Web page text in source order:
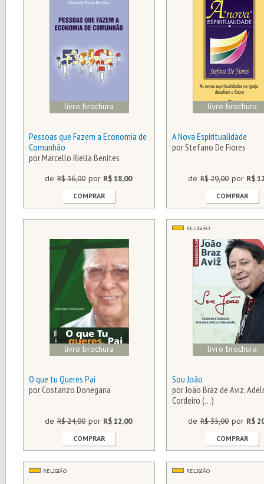
livro brochura
Pessoas que Fazem a Economia de
Comunhão
por Marcello Riella Benites
de R$ 36,00 por R$ 18,00
COMPRAR
livro brochura
A Nova Espiritualidade
por Stefano De Fiores
de R$ 29,00 por R$
COMPRAR
livro brochura
O que tu Queres Pai
por Costanzo Donegana
de R$ 24,00 por R$ 12,00
COMPRAR
RELIGIÃO
livro brochura
Sou João
por João Braz de Aviz,
Cordeiro (…)
de R$ 35,00 por R$
COMPRAR
RELIGIÃO RELIGIÃO